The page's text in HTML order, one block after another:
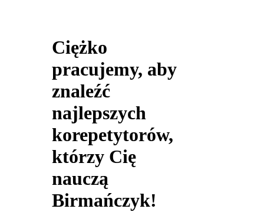
Ciężko
pracujemy, aby
znaleźć
najlepszych
korepetytorów,
którzy Cię
nauczą
Birmańczyk!